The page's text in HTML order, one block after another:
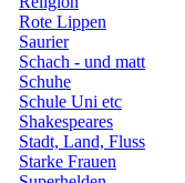
Rote Lippen
Saurier
Schach - und matt
Schuhe
Schule Uni etc
Shakespeares
Stadt, Land, Fluss
Starke Frauen